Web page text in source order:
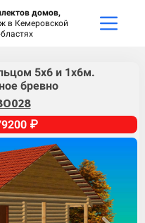
домов,
в Кемеровской
5х6 и 1х6м.
бревно
₽